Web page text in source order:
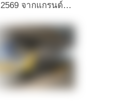
จากแกรนด์